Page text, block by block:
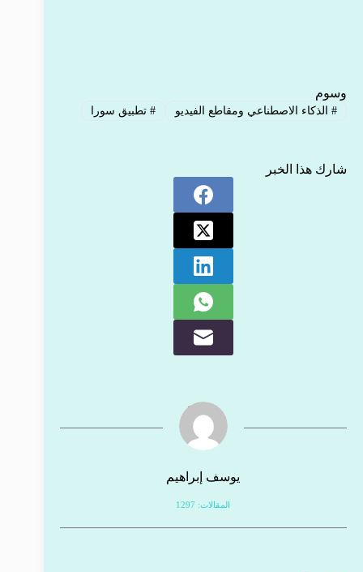
وسوم
#الذكاء الاصطناعي ومقاطع الفيديو #تطبيق سورا
شارك هذا الخبر
يوسف إبراهيم
المقالات: 1297